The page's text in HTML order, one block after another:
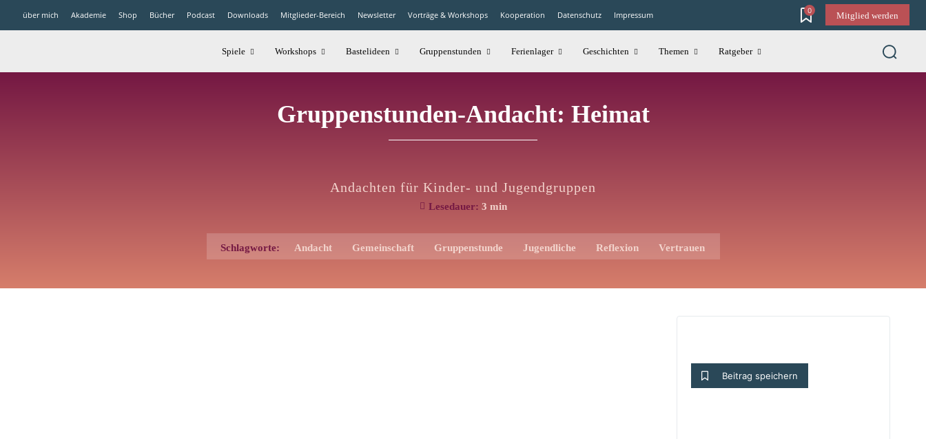
über mich Akademie Shop Bücher Podcast Downloads Mitglieder-Bereich Newsletter Vorträge & Workshops Kooperation Datenschutz Impressum 0
Mitglied werden
Spiele Workshops Bastelideen Gruppenstunden Ferienlager Geschichten Themen Ratgeber
Gruppenstunden-Andacht: Heimat
Andachten für Kinder- und Jugendgruppen
Lesedauer: 3 min
Schlagworte: Andacht Gemeinschaft Gruppenstunde Jugendliche Reflexion Vertrauen
Beitrag speichern